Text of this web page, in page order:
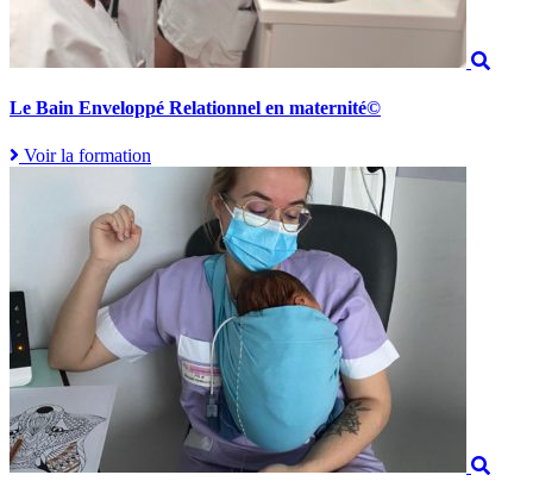
Le Bain Enveloppé Relationnel en maternité©
Voir la formation